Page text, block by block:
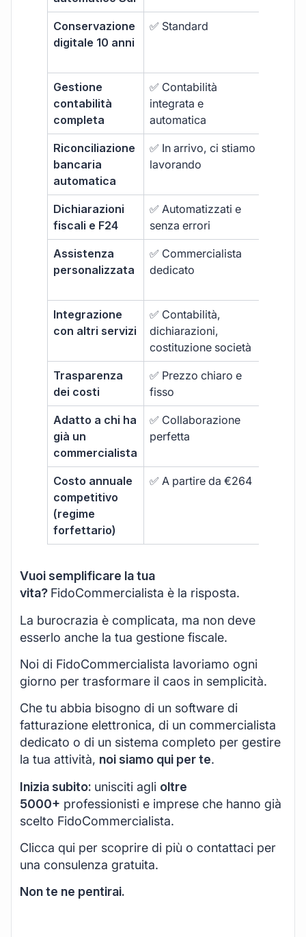
Conservazione
digitale 10 anni
✅ Standard
Gestione
contabilità
completa
✅ Contabilità
integrata e
automatica
Riconciliazione
bancaria
automatica
✅ In arrivo, ci stiamo
lavorando
Dichiarazioni
fiscali e F24
✅ Automatizzati e
senza errori
Assistenza
personalizzata
✅ Commercialista
dedicato
Integrazione
con altri servizi
✅ Contabilità,
dichiarazioni,
costituzione società
Trasparenza
dei costi
✅ Prezzo chiaro e
fisso
Adatto a chi ha
già un
commercialista
✅ Collaborazione
perfetta
Costo annuale
competitivo
(regime
forfettario)
✅ A partire da €264
Vuoi semplificare la tua
vita? FidoCommercialista è la risposta.
La burocrazia è complicata, ma non deve
esserlo anche la tua gestione fiscale.
Noi di FidoCommercialista lavoriamo ogni
giorno per trasformare il caos in semplicità.
Che tu abbia bisogno di un software di
fatturazione elettronica, di un commercialista
dedicato o di un sistema completo per gestire
la tua attività, noi siamo qui per te.
Inizia subito: unisciti agli oltre
5000+ professionisti e imprese che hanno già
scelto FidoCommercialista.
Clicca qui per scoprire di più o contattaci per
una consulenza gratuita.
Non te ne pentirai.